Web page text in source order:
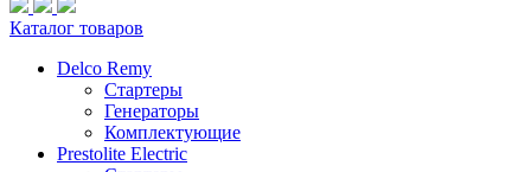
Каталог товаров
Delco Remy
Стартеры
Генераторы
Комплектующие
Prestolite Electric